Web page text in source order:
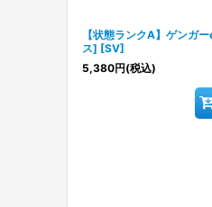
【状態ランクA】ゲン
ス] [SV]
5,380円(税込)